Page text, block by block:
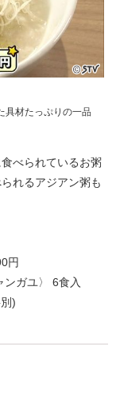
具材たっぷりの一品
べられているお粥
れるアジアン粥も
円
ガユ〉 6食入
)